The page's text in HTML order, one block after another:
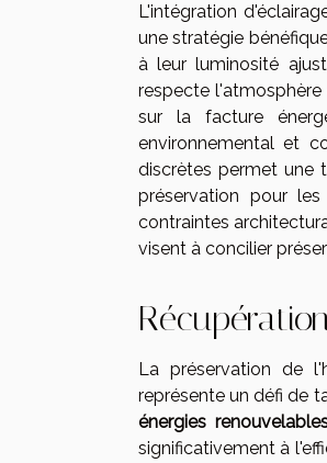
L'intégration
une stratégie
à leur luminosité
respecte
sur la facture
environnemental et
discrètes permet une
préservation pour
contraintes
visent à concilier
La préservation de
représente un défi de
énergies
significativement à